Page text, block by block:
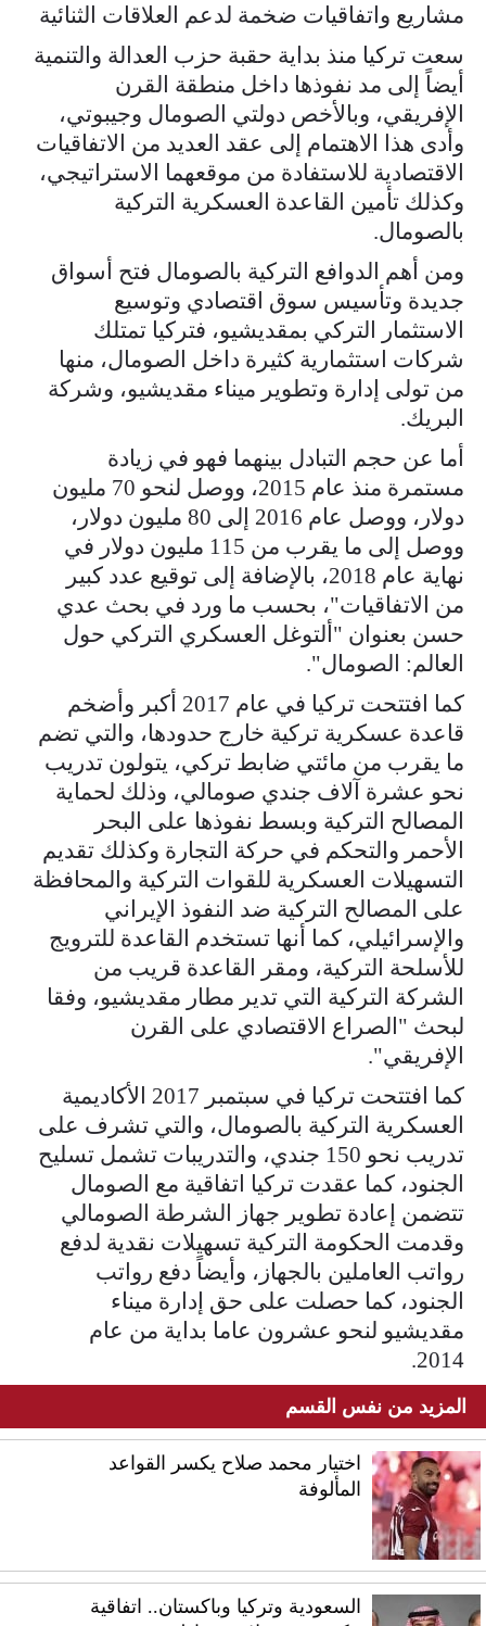
مشاريع واتفاقيات ضخمة لدعم العلاقات الثنائية
سعت تركيا منذ بداية حقبة حزب العدالة والتنمية
أيضاً إلى مد نفوذها داخل منطقة القرن
الإفريقي، وبالأخص دولتي الصومال وجيبوتي،
وأدى هذا الاهتمام إلى عقد العديد من الاتفاقيات
الاقتصادية للاستفادة من موقعهما الاستراتيجي،
وكذلك تأمين القاعدة العسكرية التركية
بالصومال.
ومن أهم الدوافع التركية بالصومال فتح أسواق
جديدة وتأسيس سوق اقتصادي وتوسيع
الاستثمار التركي بمقديشيو، فتركيا تمتلك
شركات استثمارية كثيرة داخل الصومال، منها
من تولى إدارة وتطوير ميناء مقديشيو، وشركة
البريك.
أما عن حجم التبادل بينهما فهو في زيادة
مستمرة منذ عام 2015، ووصل لنحو 70 مليون
دولار، ووصل عام 2016 إلى 80 مليون دولار،
ووصل إلى ما يقرب من 115 مليون دولار في
نهاية عام 2018، بالإضافة إلى توقيع عدد كبير
من الاتفاقيات"، بحسب ما ورد في بحث عدي
حسن بعنوان "ألتوغل العسكري التركي حول
العالم: الصومال".
كما افتتحت تركيا في عام 2017 أكبر وأضخم
قاعدة عسكرية تركية خارج حدودها، والتي تضم
ما يقرب من مائتي ضابط تركي، يتولون تدريب
نحو عشرة آلاف جندي صومالي، وذلك لحماية
المصالح التركية وبسط نفوذها على البحر
الأحمر والتحكم في حركة التجارة وكذلك تقديم
التسهيلات العسكرية للقوات التركية والمحافظة
على المصالح التركية ضد النفوذ الإيراني
والإسرائيلي، كما أنها تستخدم القاعدة للترويج
للأسلحة التركية، ومقر القاعدة قريب من
الشركة التركية التي تدير مطار مقديشيو، وفقا
لبحث "الصراع الاقتصادي على القرن
الإفريقي".
كما افتتحت تركيا في سبتمبر 2017 الأكاديمية
العسكرية التركية بالصومال، والتي تشرف على
تدريب نحو 150 جندي، والتدريبات تشمل تسليح
الجنود، كما عقدت تركيا اتفاقية مع الصومال
تتضمن إعادة تطوير جهاز الشرطة الصومالي
وقدمت الحكومة التركية تسهيلات نقدية لدفع
رواتب العاملين بالجهاز، وأيضاً دفع رواتب
الجنود، كما حصلت على حق إدارة ميناء
مقديشيو لنحو عشرون عاما بداية من عام
2014.
المزيد من نفس القسم
اختيار محمد صلاح يكسر القواعد
المألوفة
السعودية وتركيا وباكستان.. اتفاقية